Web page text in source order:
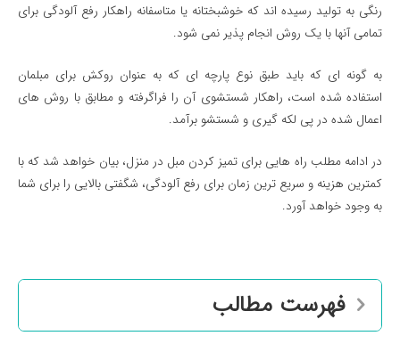
رنگی به تولید رسیده اند که خوشبختانه یا متاسفانه راهکار رفع آلودگی برای
تمامی آنها با یک روش انجام پذیر نمی شود.
به گونه ای که باید طبق نوع پارچه ای که به عنوان روکش برای مبلمان
استفاده شده است، راهکار شستشوی آن را فراگرفته و مطابق با روش های
اعمال شده در پی لکه گیری و شستشو برآمد.
در ادامه مطلب راه هایی برای تمیز کردن مبل در منزل، بیان خواهد شد که با
کمترین هزینه و سریع ترین زمان برای رفع آلودگی، شگفتی بالایی را برای شما
به وجود خواهد آورد.
فهرست مطالب